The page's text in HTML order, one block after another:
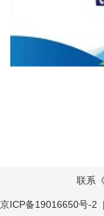
联系
京ICP备19016650号-2